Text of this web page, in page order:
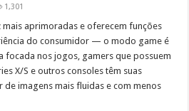
1,301
mais aprimoradas e oferecem funções
do consumidor — o modo game é
focada nos jogos, gamers que possuem
X/S e outros consoles têm suas
imagens mais fluidas e com menos